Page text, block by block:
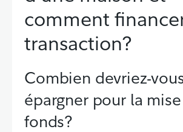
comment
transaction?
Combien devriez-
épargner pour la
fonds?